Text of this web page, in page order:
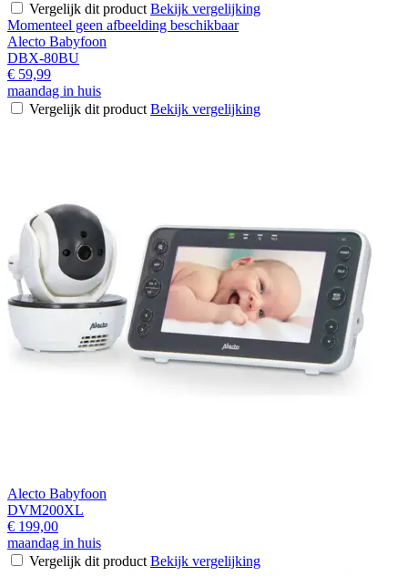
Vergelijk dit product Bekijk vergelijking
Momenteel geen afbeelding beschikbaar
Alecto Babyfoon
DBX-80BU
€ 59,99
maandag in huis
Vergelijk dit product Bekijk vergelijking
Alecto Babyfoon
DVM200XL
€ 199,00
maandag in huis
Vergelijk dit product Bekijk vergelijking